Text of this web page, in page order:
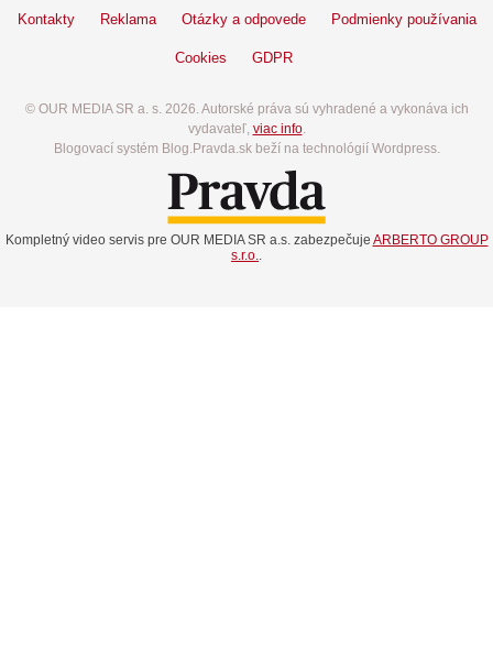
Kontakty Reklama Otázky a odpovede Podmienky používania
Cookies GDPR
© OUR MEDIA SR a. s. 2026. Autorské práva sú vyhradené a vykonáva ich
vydavateľ, viac info.
Blogovací systém Blog.Pravda.sk beží na technológií Wordpress.
Kompletný video servis pre OUR MEDIA SR a.s. zabezpečuje ARBERTO GROUP
s.r.o..